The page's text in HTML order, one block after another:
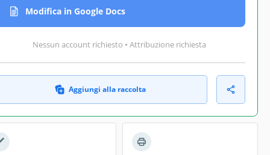
Modifica in Google Docs
Nessun account richiesto • Attribuzione richiesta
Aggiungi alla raccolta